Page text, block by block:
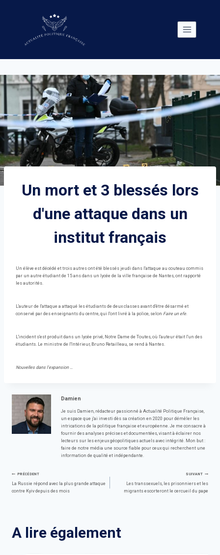
Un mort et 3 blessés lors
d'une attaque dans un
institut français
Un élève est décédé et trois autres ont été blessés jeudi dans l'attaque au couteau commis
par un autre étudiant de 15 ans dans un lycée de la ville française de Nantes, ont rapporté
les autorités.
L'auteur de l'attaque a attaqué les étudiants de deux classes avant d'être désarmé et
conservé par des enseignants du centre, qui l'ont livré à la police, selon Faire un efe.
L'incident s'est produit dans un lycée privé, Notre Dame de Toutes, où l'auteur était l'un des
étudiants. Le ministre de l'Intérieur, Bruno Retailleau, se rend à Nantes.
Nouvelles dans l'expansion …
Damien
Je suis Damien, rédacteur passionné à Actualité Politique Française,
un espace que j'ai investi dès sa création en 2020 pour démêler les
intrications de la politique française et européenne. Je me consacre à
fournir des analyses précises et documentées, visant à éclairer nos
lecteurs sur les enjeux géopolitiques actuels avec intégrité. Mon but :
faire de notre média une source fiable pour ceux qui recherchent une
information de qualité et indépendante.
Navigation
PRÉCÉDENT
La Russie répond avec la plus grande attaque
contre Kyiv depuis des mois
SUIVANT
Les transsexuels, les prisonniers et les
migrants escorteront le cercueil du pape
A lire également